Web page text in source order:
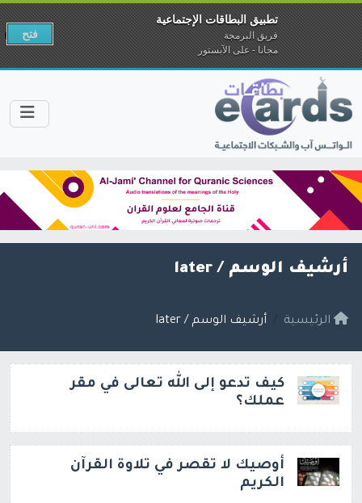
أرشيف الوسم / later
الرئيسية أرشيف الوسم / later
كيف تدعو إلى الله تعالى في مقر
عملك؟
أوصيك لا تقصر في تلاوة القرآن
الكريم
تطبيق البطاقات الإجتماعية
فريق البرمجة
مجانا - على الآبستور
فتح